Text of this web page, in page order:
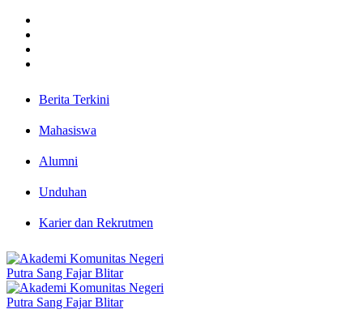
Berita Terkini
Mahasiswa
Alumni
Unduhan
Karier dan Rekrutmen